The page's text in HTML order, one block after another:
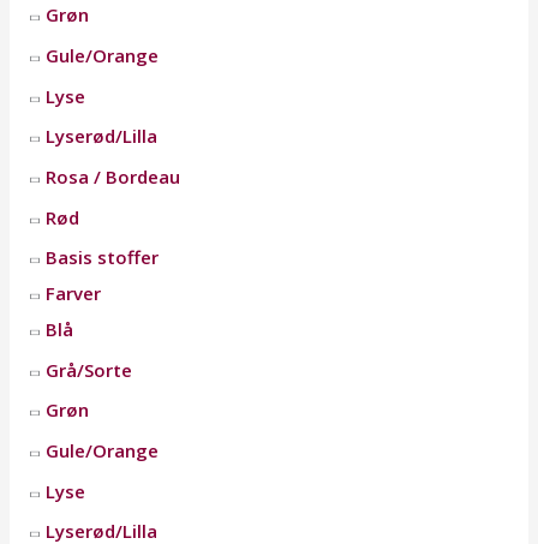
Grøn
Gule/Orange
Lyse
Lyserød/Lilla
Rosa / Bordeau
Rød
Basis stoffer
Farver
Blå
Grå/Sorte
Grøn
Gule/Orange
Lyse
Lyserød/Lilla